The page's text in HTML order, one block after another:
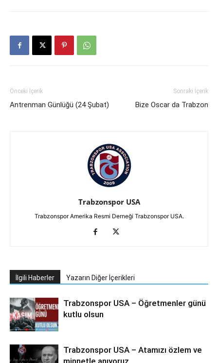
Önceki İçerik
Antrenman Günlüğü (24 Şubat)
Sonraki İçerik
Bize Oscar da Trabzon
Trabzonspor USA
Trabzonspor Amerika Resmi Derneği Trabzonspor USA.
İlgili Haberler Yazarın Diğer İçerikleri
Trabzonspor USA – Öğretmenler günü
kutlu olsun
Trabzonspor USA – Atamızı özlem ve
minnetle anıyoruz